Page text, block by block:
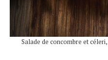
Salade de concombre et